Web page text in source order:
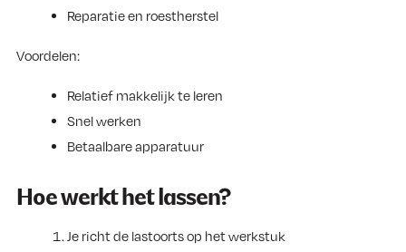
Reparatie en roestherstel
Voordelen:
Relatief makkelijk te leren
Snel werken
Betaalbare apparatuur
Hoe werkt het lassen?
Je richt de lastoorts op het werkstuk